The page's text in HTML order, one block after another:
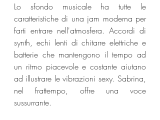
Lo sfondo musicale ha tutte le
caratteristiche di una jam moderna per
farti entrare nell'atmosfera. Accordi di
synth, echi lenti di chitarre elettriche e
batterie che mantengono il tempo ad
un ritmo piacevole e costante aiutano
ad illustrare le vibrazioni sexy. Sabrina,
nel frattempo, offre una voce
sussurrante.